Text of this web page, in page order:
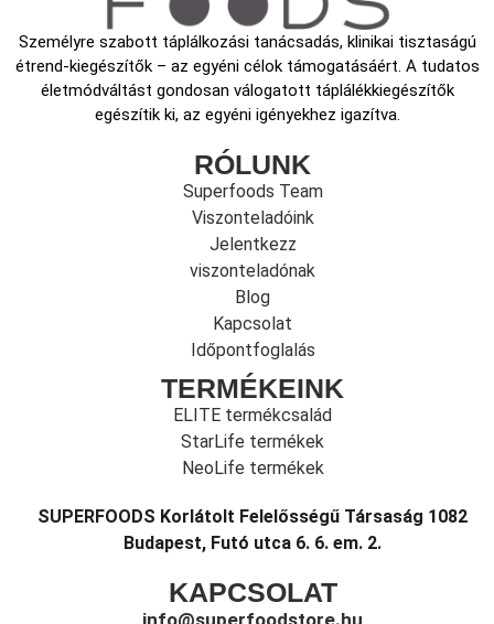
Személyre szabott táplálkozási tanácsadás, klinikai tisztaságú
étrend-kiegészítők – az egyéni célok támogatásáért. A tudatos
életmódváltást gondosan válogatott táplálékkiegészítők
egészítik ki, az egyéni igényekhez igazítva.
RÓLUNK
Superfoods Team
Viszonteladóink
Jelentkezz
viszonteladónak
Blog
Kapcsolat
Időpontfoglalás
TERMÉKEINK
ELITE termékcsalád
StarLife termékek
NeoLife termékek
SUPERFOODS Korlátolt Felelősségű Társaság 1082
Budapest, Futó utca 6. 6. em. 2.
KAPCSOLAT